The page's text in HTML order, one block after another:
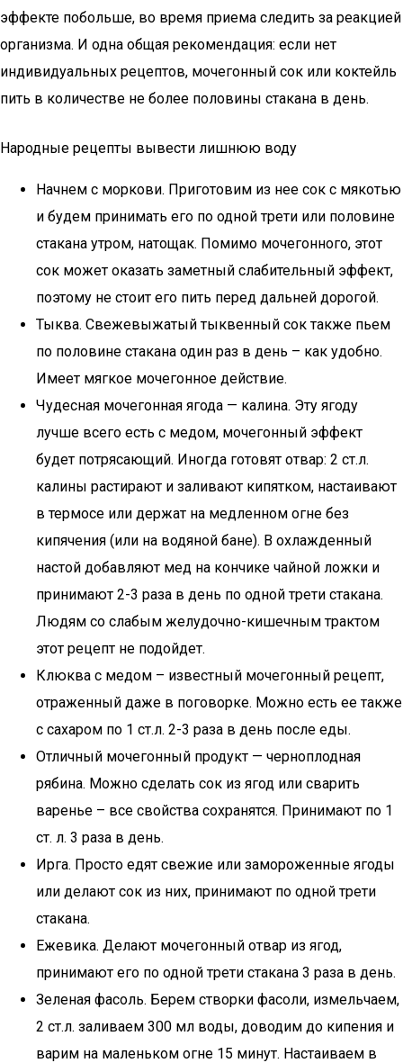
эффекте побольше, во время приема следить за реакцией
организма. И одна общая рекомендация: если нет
индивидуальных рецептов, мочегонный сок или коктейль
пить в количестве не более половины стакана в день.
Народные рецепты вывести лишнюю воду
Начнем с моркови. Приготовим из нее сок с мякотью
и будем принимать его по одной трети или половине
стакана утром, натощак. Помимо мочегонного, этот
сок может оказать заметный слабительный эффект,
поэтому не стоит его пить перед дальней дорогой.
Тыква. Свежевыжатый тыквенный сок также пьем
по половине стакана один раз в день – как удобно.
Имеет мягкое мочегонное действие.
Чудесная мочегонная ягода — калина. Эту ягоду
лучше всего есть с медом, мочегонный эффект
будет потрясающий. Иногда готовят отвар: 2 ст.л.
калины растирают и заливают кипятком, настаивают
в термосе или держат на медленном огне без
кипячения (или на водяной бане). В охлажденный
настой добавляют мед на кончике чайной ложки и
принимают 2-3 раза в день по одной трети стакана.
Людям со слабым желудочно-кишечным трактом
этот рецепт не подойдет.
Клюква с медом – известный мочегонный рецепт,
отраженный даже в поговорке. Можно есть ее также
с сахаром по 1 ст.л. 2-3 раза в день после еды.
Отличный мочегонный продукт — черноплодная
рябина. Можно сделать сок из ягод или сварить
варенье – все свойства сохранятся. Принимают по 1
ст. л. 3 раза в день.
Ирга. Просто едят свежие или замороженные ягоды
или делают сок из них, принимают по одной трети
стакана.
Ежевика. Делают мочегонный отвар из ягод,
принимают его по одной трети стакана 3 раза в день.
Зеленая фасоль. Берем створки фасоли, измельчаем,
2 ст.л. заливаем 300 мл воды, доводим до кипения и
варим на маленьком огне 15 минут. Настаиваем в